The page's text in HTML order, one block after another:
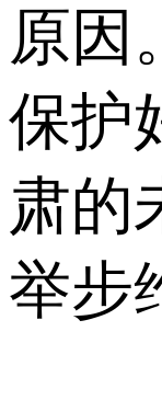
原因
保护
肃的
举步